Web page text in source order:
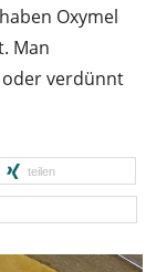
Oxymel
Man
oder verdünnt
teilen